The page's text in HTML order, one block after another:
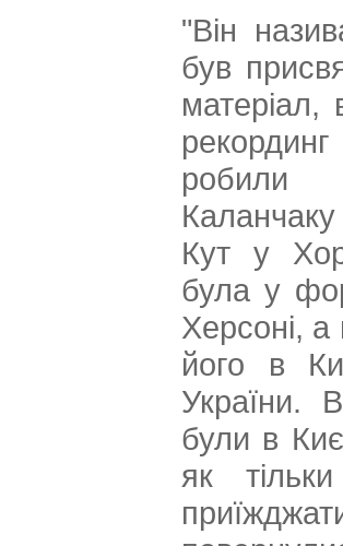
"Він
був
матеріал,
робили
Кут у
була у
Херсоні,
його в
України.
були в
як